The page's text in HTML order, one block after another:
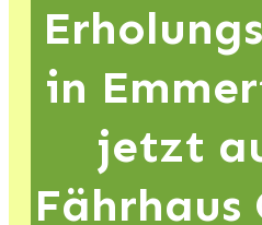
in
jetzt
Fährhaus